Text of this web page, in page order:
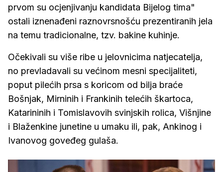
prvom su ocjenjivanju kandidata Bijelog tima"
ostali iznenađeni raznovrsnošću prezentiranih jela
na temu tradicionalne, tzv. bakine kuhinje.
Očekivali su više ribe u jelovnicima natjecatelja,
no prevladavali su većinom mesni specijaliteti,
poput pilećih prsa s koricom od bilja braće
Bošnjak, Mirninih i Frankinih telećih škartoca,
Katarininih i Tomislavovih svinjskih rolica, Višnjine
i Blaženkine junetine u umaku ili, pak, Ankinog i
Ivanovog goveđeg gulaša.